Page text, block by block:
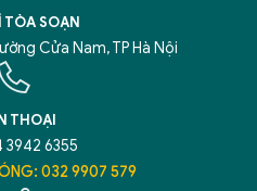
SOẠN
Cửa Nam, TP Hà Nội
THOẠI
3942 6355
032 9907 579